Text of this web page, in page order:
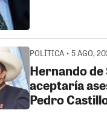
POLÍTICA • 5 AGO,
Hernando de
aceptaría
Pedro